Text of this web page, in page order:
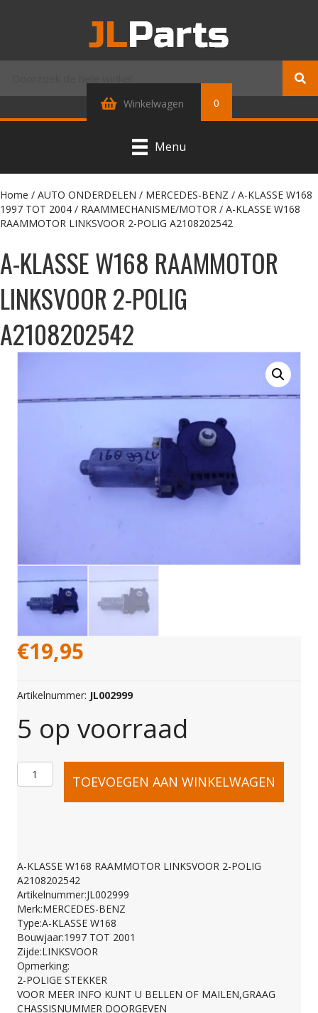
Winkelwagen 0
Menu
Home / AUTO ONDERDELEN / MERCEDES-BENZ / A-KLASSE W168
1997 TOT 2004 / RAAMMECHANISME/MOTOR / A-KLASSE W168
RAAMMOTOR LINKSVOOR 2-POLIG A2108202542
A-KLASSE W168 RAAMMOTOR
LINKSVOOR 2-POLIG
A2108202542
€19,95
Artikelnummer: JL002999
5 op voorraad
A-
W168
RAAMMOTOR
LINKSVOOR
2-
TOEVOEGEN AAN WINKELWAGEN
A-KLASSE W168 RAAMMOTOR LINKSVOOR 2-POLIG
A2108202542
Artikelnummer:JL002999
Merk:MERCEDES-BENZ
Type:A-KLASSE W168
Bouwjaar:1997 TOT 2001
Zijde:LINKSVOOR
Opmerking:
2-POLIGE STEKKER
VOOR MEER INFO KUNT U BELLEN OF MAILEN,GRAAG
CHASSISNUMMER DOORGEVEN